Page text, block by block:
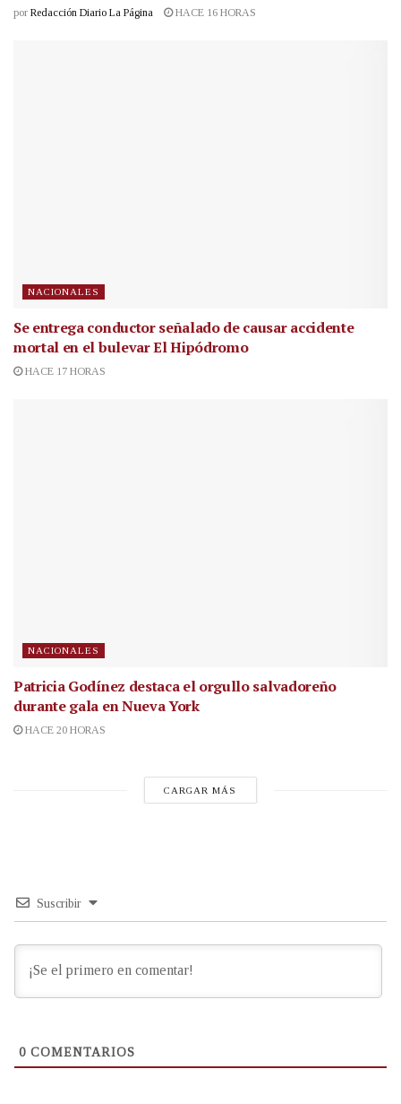
por Redacción Diario La Página HACE 16 HORAS
NACIONALES
Se entrega conductor señalado de causar accidente
mortal en el bulevar El Hipódromo
HACE 17 HORAS
NACIONALES
Patricia Godínez destaca el orgullo salvadoreño
durante gala en Nueva York
HACE 20 HORAS
CARGAR MÁS
Suscribir
0 COMENTARIOS